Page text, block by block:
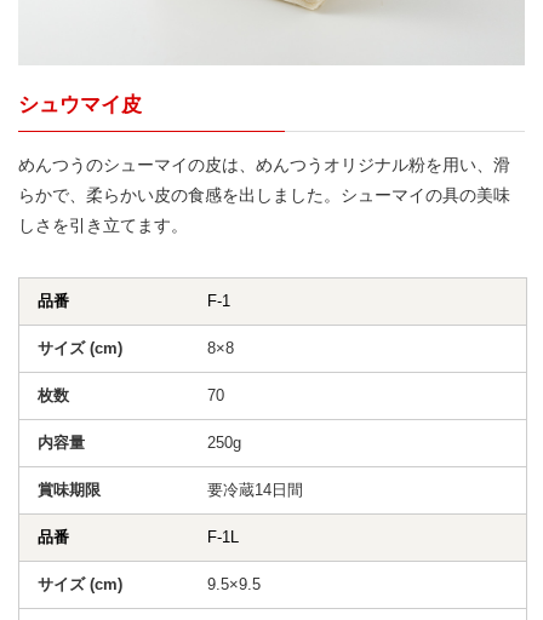
シュウマイ皮
めんつうのシューマイの皮は、めんつうオリジナル粉を用い、滑
らかで、柔らかい皮の食感を出しました。シューマイの具の美味
しさを引き立てます。
F-1
8×8
70
250g
要冷蔵14日間
F-1L
9.5×9.5